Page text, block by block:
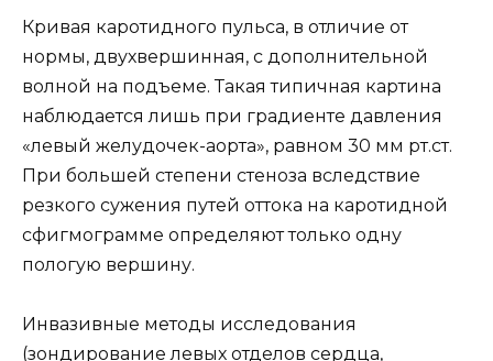
Кривая каротидного пульса, в отличие от
нормы, двухвершинная, с дополнительной
волной на подъеме. Такая типичная картина
наблюдается лишь при градиенте давления
«левый желудочек-аорта», равном 30 мм рт.ст.
При большей степени стеноза вследствие
резкого сужения путей оттока на каротидной
сфигмограмме определяют только одну
пологую вершину.
Инвазивные методы исследования
(зондирование левых отделов сердца,